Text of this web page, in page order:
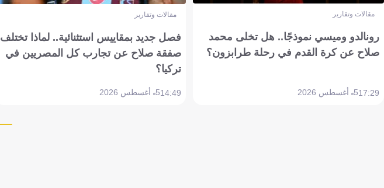
مقالات وتقارير
رونالدو وميسي نموذجًا.. هل تخلى محمد
صلاح عن كرة القدم في رحلة طرابزون؟
17:295 أغسطس 2026
مقالات وتقارير
فصل جديد بمقاييس استثنائية.. لماذا تختلف
صفقة صلاح عن تجارب كل المصريين في
تركيا؟
14:495 أغسطس 2026